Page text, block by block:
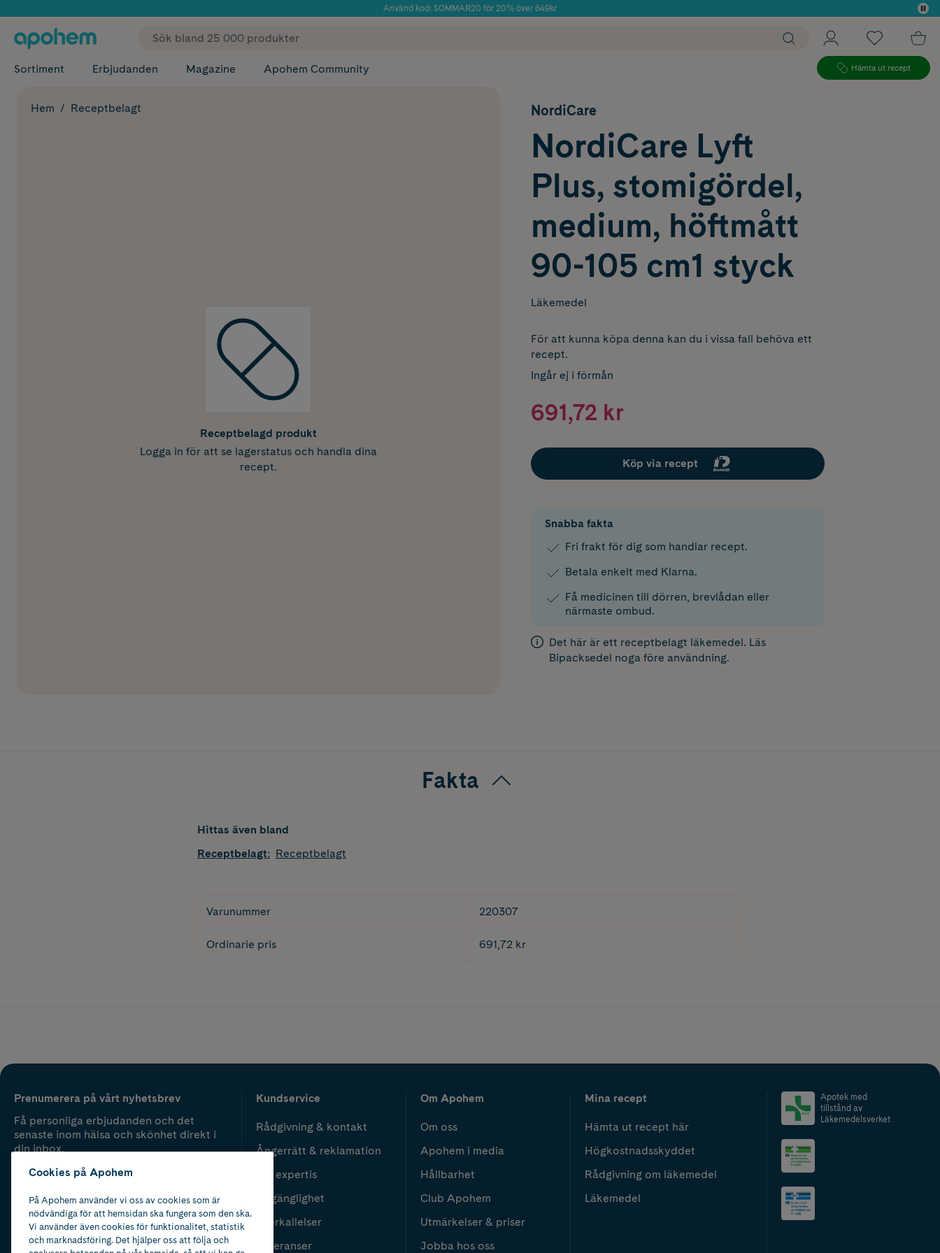
Använd kod: SOMMAR20 för 20% över 649kr
✓ Fri frakt
Sortiment Erbjudanden Magazine Apohem Community Hämta ut recept
Hem Receptbelagt
Receptbelagd produkt
Logga in för att se lagerstatus och handla dina
recept.
NordiCare
NordiCare Lyft
Plus, stomigördel,
medium, höftmått
90-105 cm1 styck
Läkemedel
För att kunna köpa denna kan du i vissa fall behöva ett
recept.
Ingår ej i förmån
691,72 kr
Köp via recept
Snabba fakta
Fri frakt för dig som handlar recept.
Betala enkelt med Klarna.
Få medicinen till dörren, brevlådan eller
närmaste ombud.
Det här är ett receptbelagt läkemedel. Läs
Bipacksedel noga före användning.
Fakta
Hittas även bland
Receptbelagt: Receptbelagt
Varunummer 220307
Ordinarie pris 691,72 kr
Prenumerera på vårt nyhetsbrev
Få personliga erbjudanden och det
senaste inom hälsa och skönhet direkt i
din inbox.
Kundservice
Rådgivning & kontakt
Ångerrätt & reklamation
Vår expertis
Tillgänglighet
Återkallelser
Leveranser
Om Apohem
Om oss
Apohem i media
Hållbarhet
Club Apohem
Utmärkelser & priser
Jobba hos oss
Mina recept
Hämta ut recept här
Högkostnadsskyddet
Rådgivning om läkemedel
Läkemedel
Apotek med
tillstånd av
Läkemedelsverket
Cookies på Apohem
På Apohem använder vi oss av cookies som är
nödvändiga för att hemsidan ska fungera som den ska.
Vi använder även cookies för funktionalitet, statistik
och marknadsföring. Det hjälper oss att följa och